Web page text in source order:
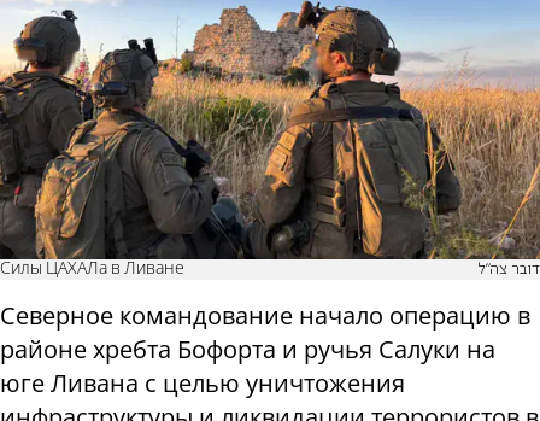
Силы ЦАХАЛа в Ливане דובר צה"ל
Северное командование начало операцию в
районе хребта Бофорта и ручья Салуки на
юге Ливана с целью уничтожения